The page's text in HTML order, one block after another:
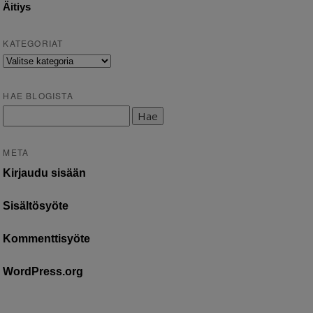
Äitiys
KATEGORIAT
Kategoriat
HAE BLOGISTA
META
Kirjaudu sisään
Sisältösyöte
Kommenttisyöte
WordPress.org